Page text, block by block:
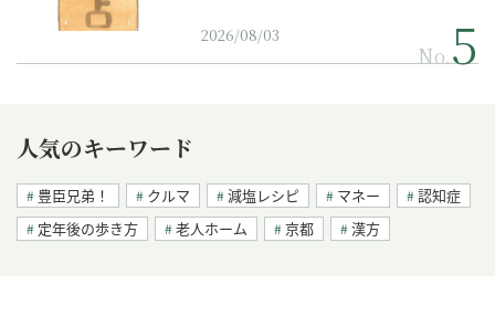
2026/08/03
No.
人気のキーワード
豊臣兄弟！ クルマ 減塩レシピ マネー
認知症
定年後の歩き方
老人ホーム 京都 漢方